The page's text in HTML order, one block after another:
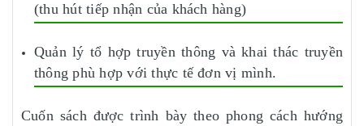
(thu hút tiếp nhận của khách hàng)
Quản lý tổ hợp truyền thông và khai thác truyền
thông phù hợp với thực tế đơn vị mình.
Cuốn sách được trình bày theo phong cách hướng